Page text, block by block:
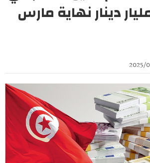
135 مليار دينار نهاية مارس